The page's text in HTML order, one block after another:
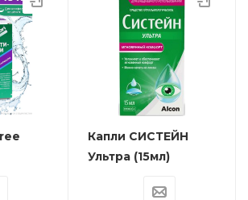
Капли СИСТЕЙН
Ультра (15мл)